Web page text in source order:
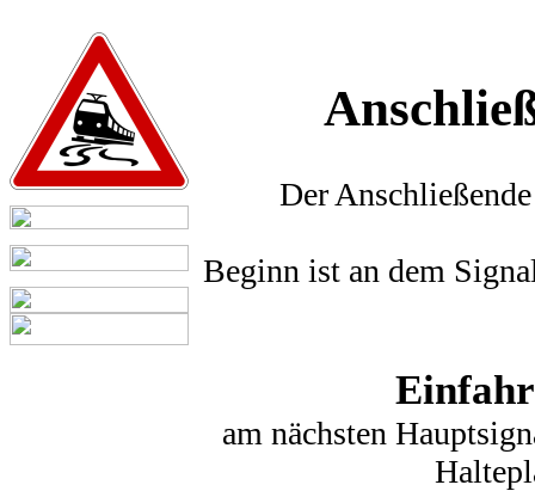
Der
Beginn ist an dem
am nächsten